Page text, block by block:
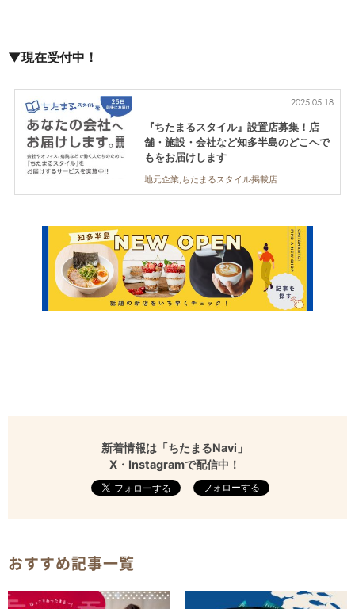
▼現在受付中！
2025.05.18
『ちたまるスタイル』設置店募集！店
舗・施設・会社など知多半島のどこへで
もをお届けします
地元企業,ちたまるスタイル掲載店
新着情報は「ちたまるNavi」
X・Instagramで配信中！
フォローする
おすすめ記事一覧